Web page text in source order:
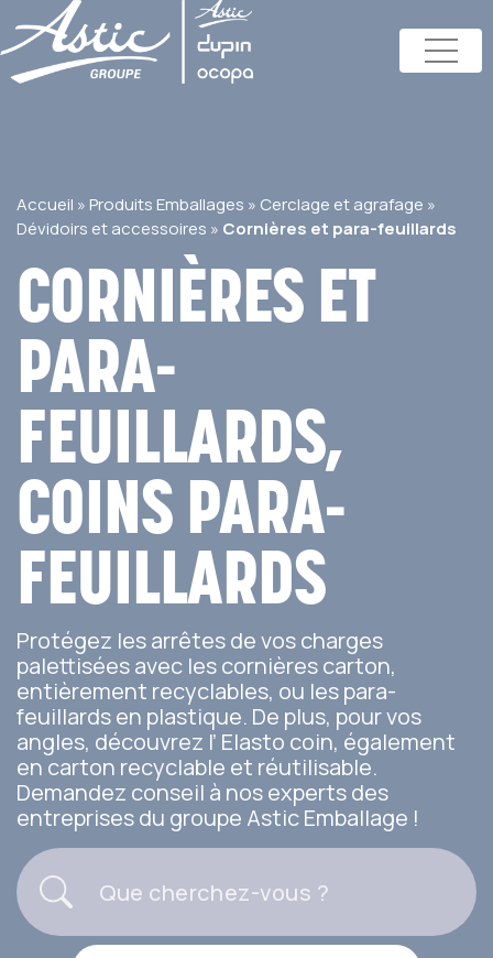
Accueil » Produits Emballages » Cerclage et agrafage »
Dévidoirs et accessoires » Cornières et para-feuillards
CORNIÈRES ET
PARA-
FEUILLARDS,
COINS PARA-
FEUILLARDS
Protégez les arrêtes de vos charges
palettisées avec les cornières carton,
entièrement recyclables, ou les para-
feuillards en plastique. De plus, pour vos
angles, découvrez l’ Elasto coin, également
en carton recyclable et réutilisable.
Demandez conseil à nos experts des
entreprises du groupe Astic Emballage !